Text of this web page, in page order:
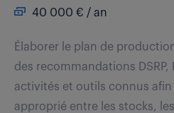
40 000 € / an
Élaborer le plan de
des recommandations DSRP,
activités et outils connus
approprié entre les stocks,